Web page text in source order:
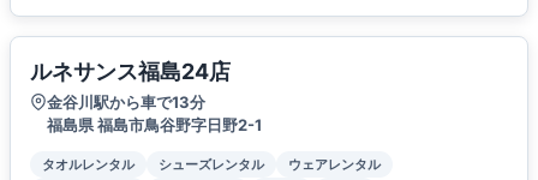
ルネサンス福島24店
金谷川駅から車で13分
福島県 福島市鳥谷野字日野2-1
タオルレンタル シューズレンタル
ウェアレンタル